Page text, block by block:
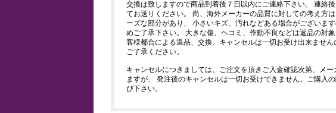
交換は致しますので商品到着後７日以内にご連絡下さい。 連絡
てお送りください。 尚、海外メーカーの品質に対しての考え方
ーズな部分があり、 小さいキズ、汚れなどある場合がございま
めご了承下さい。 大きな傷、ヘコミ、作動不良などは返品の対
客様都合による返品、交換、キャンセルは一切お受け出来ません
ご了承ください。
キャンセルにつきましては、ご注文を頂きご入金確認次第、メー
ますが、 発注後のキャンセルは一切お受けできません。ご購入
び下さい。